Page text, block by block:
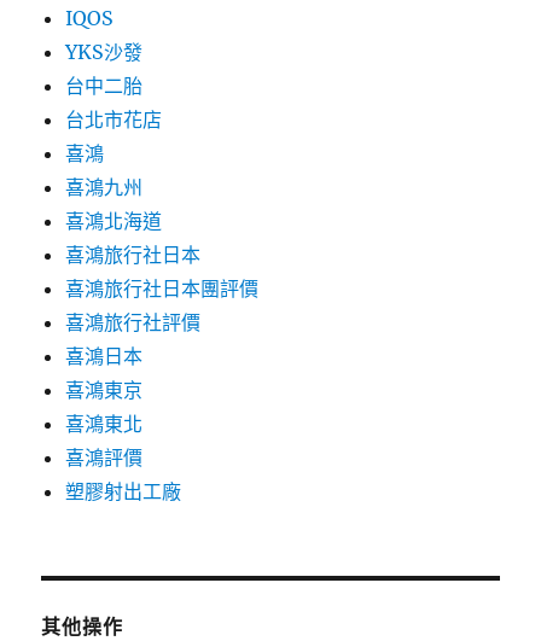
IQOS
YKS沙發
台中二胎
台北市花店
喜鴻
喜鴻九州
喜鴻北海道
喜鴻旅行社日本
喜鴻旅行社日本團評價
喜鴻旅行社評價
喜鴻日本
喜鴻東京
喜鴻東北
喜鴻評價
塑膠射出工廠
其他操作